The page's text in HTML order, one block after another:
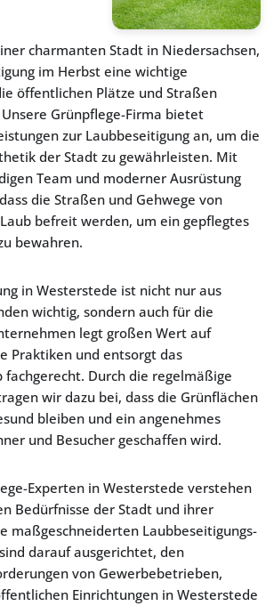
charmanten Stadt in Niedersachsen,
im Herbst eine wichtige
öffentlichen Plätze und Straßen
Grünpflege-Firma bietet
zur Laubbeseitigung an, um die
der Stadt zu gewährleisten. Mit
Team und moderner Ausrüstung
die Straßen und Gehwege von
befreit werden, um ein gepflegtes
bewahren.
in Westerstede ist nicht nur aus
wichtig, sondern auch für die
legt großen Wert auf
Praktiken und entsorgt das
fachgerecht. Durch die regelmäßige
wir dazu bei, dass die Grünflächen
bleiben und ein angenehmes
und Besucher geschaffen wird.
Experten in Westerstede verstehen
Bedürfnisse der Stadt und ihrer
maßgeschneiderten Laubbeseitigungs-
darauf ausgerichtet, den
von Gewerbebetrieben,
Einrichtungen in Westerstede